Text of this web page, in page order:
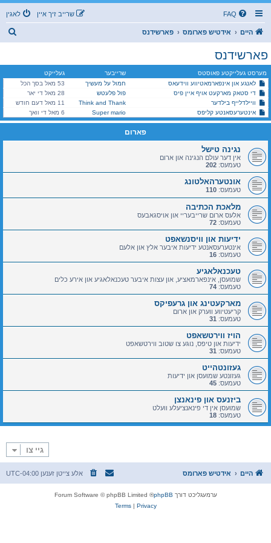
FAQ לאגין שרייב זיך איין
היים אידטיש פארומס פארשידנס
פארשידנס
מערסט געלייקטע פאוסטס שרייבער
געלייקט
לאנגע און אינפארמאטיווע ווידעאס
חמול על מעשיך
53 מאל בסך הכל
די סטאק מארקעט אויף איין פיס
פול פלעטש
28 מאל די יאר
וויילדלייף בילדער
Think and Thank
11 מאל דעם חודש
אינטערעסאנטע קליפס
Super mario 6 מאל די וואך
פארום
נגינה טישל
אין דער עולם הנגינה און ארום
טעמעס: 202
אונטערהאלטונג
טעמעס: 110
מלאכת הכתיבה
אלעס ארום שרייבעריי און אויסגאבעס
טעמעס: 72
ידיעות און וויסנשאפט
אינטערעסאנטע ידיעות איבער אלץ און אלעם
טעמעס: 16
טעכנאלאגיע
שמועסן, אינפארמאציע, און עצות איבער טעכנאלאגיע און אירע כלים
טעמעס: 74
מארקעטינג און גרעפיקס
קריעטיווע ווערק און ארום
טעמעס: 31
הויז ווירטשאפט
ידיעות און טיפס, נוגע צו שטוב ווירטשאפט
טעמעס: 31
געזונטהייט
געזונטע שמועסן און ידיעות
טעמעס: 45
ביזנעס און פינאנצן
שמועסן אין די פינאנציעלע וועלט
טעמעס: 18
גיי צו
היים אידטיש פארומס אלע צייטן זענען UTC-04:00
ערמעגליכט דורך phpBB
® Forum Software © phpBB Limited
Privacy
|
Terms